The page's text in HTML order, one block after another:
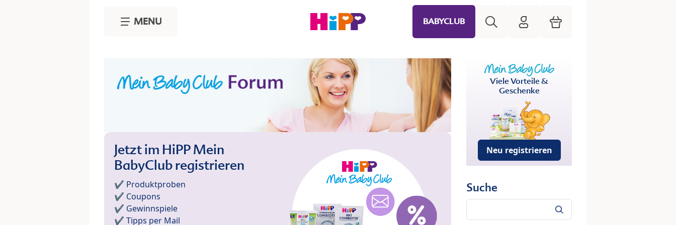
MENU BABYCLUB HiPP Mein Babyclub
Warenkorb
Jetzt im HiPP Mein
BabyClub registrieren
✔️ Produktproben
✔️ Coupons
✔️ Gewinnspiele
✔️ Tipps per Mail
Viele Vorteile &
Geschenke
Neu registrieren
Suche